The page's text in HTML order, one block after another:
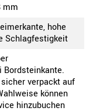
mm
hohe
Schlagfestigkeit
Bordsteinkante.
verpackt auf
können
hinzubuchen